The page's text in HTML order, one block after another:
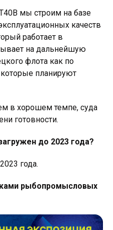
мы строим на базе
качеств
работает в
на дальнейшую
флота как по
планируют
в хорошем темпе, суда
готовности.
до 2023 года?
года.
рыбопромысловых